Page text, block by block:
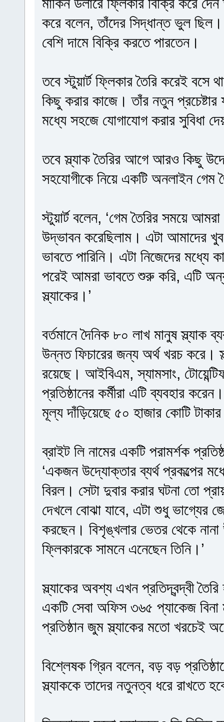
করে বলেন, তাঁদের সিদ্ধান্ত ভুল
বেশি দামে বিক্রি করতে পারতেন।
তবে স্টুয়ার্ট ফ্লিকার তৈরি করেই
কিছু করার কাজে। তাঁর নতুন
মধ্যে সহজে যোগাযোগ করার সুবিধা
তবে স্ল্যাক তৈরির আগে আরও কিছু
সহযোগীকে নিয়ে একটি অনলাইন গেম
স্টুয়ার্ট বলেন, ‘গেম তৈরির সময়ে
উদ্ভাবন করেছিলাম। এটা আমাদের
ভাবতে পারিনি। এটা নিজেদের
পরেই আমরা ভাবতে শুরু করি, এটি
স্ল্যাকের।’
বর্তমানে দৈনিক ৮০ লাখ মানুষ স্ল্যাক
উন্নত ফিচারের জন্য অর্থ খরচ করে।
রয়েছে। আইবিএম, স্যামসাং,
প্রতিষ্ঠানের কর্মীরা এটি ব্যবহার
মূল্য দাঁড়িয়েছে ৫০ হাজার কোটি
ব্রাইট লি নামের একটি পরামর্শক
‘একজন উদ্যোক্তার ব্যর্থ প্রকল্পের
বিরল। সেটা দুবার করার ঘটনা তো
দেখলে বোঝা যাবে, এটা শুধু ভাগ্যের
করছেন। বিশৃঙ্খলার ভেতর থেকে
ফ্লিকারকে সামনে এনেছেন তিনি।’
স্ল্যাকের অবশ্য এখন প্রতিদ্বন্দ্বী
একটি সেবা অফিস ৩৬৫ প্যাকেজ
প্রতিষ্ঠান জুম স্ল্যাকের মতো খরচেই
বিশ্লেষক গ্রিন বলেন, বড় বড়
স্ল্যাককে তাদের নতুনত্ব ধরে রাখতে